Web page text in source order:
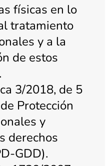
físicas en lo
tratamiento
y a la
de estos
3/2018, de 5
Protección
y
derechos
GDD).